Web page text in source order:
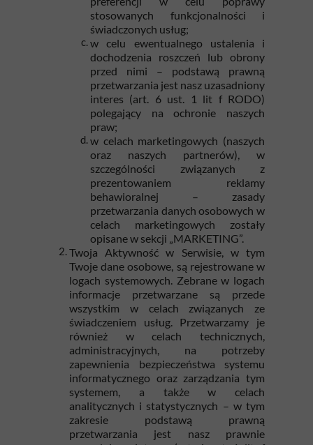
stosowanych funkcjonalności i
świadczonych usług;
w celu ewentualnego ustalenia i
dochodzenia roszczeń lub obrony
przed nimi – podstawą prawną
przetwarzania jest nasz uzasadniony
interes (art. 6 ust. 1 lit f RODO)
polegający na ochronie naszych
praw;
w celach marketingowych (naszych
oraz naszych partnerów), w
szczególności związanych z
prezentowaniem reklamy
behawioralnej – zasady
przetwarzania danych osobowych w
celach marketingowych zostały
opisane w sekcji „MARKETING”.
Twoja Aktywność w Serwisie, w tym
Twoje dane osobowe, są rejestrowane w
logach systemowych. Zebrane w logach
informacje przetwarzane są przede
wszystkim w celach związanych ze
świadczeniem usług. Przetwarzamy je
również w celach technicznych,
administracyjnych, na potrzeby
zapewnienia bezpieczeństwa systemu
informatycznego oraz zarządzania tym
systemem, a także w celach
analitycznych i statystycznych – w tym
zakresie podstawą prawną
przetwarzania jest nasz prawnie